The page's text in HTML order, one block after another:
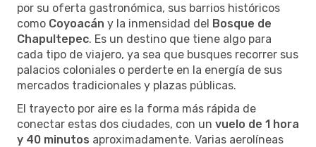
por su oferta gastronómica, sus barrios históricos
como Coyoacán y la inmensidad del Bosque de
Chapultepec. Es un destino que tiene algo para
cada tipo de viajero, ya sea que busques recorrer sus
palacios coloniales o perderte en la energía de sus
mercados tradicionales y plazas públicas.
El trayecto por aire es la forma más rápida de
conectar estas dos ciudades, con un vuelo de 1 hora
y 40 minutos aproximadamente. Varias aerolíneas